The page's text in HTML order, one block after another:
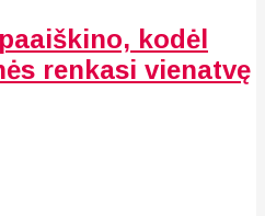
kodėl
renkasi vienatvę